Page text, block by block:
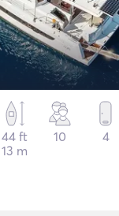
44 ft
13 m
10 4